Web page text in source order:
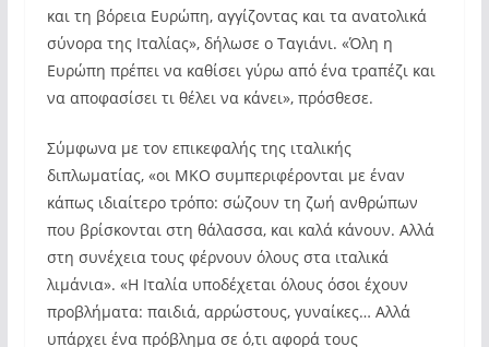
και τη βόρεια Ευρώπη, αγγίζοντας και τα ανατολικά
σύνορα της Ιταλίας», δήλωσε ο Ταγιάνι. «Όλη η
Ευρώπη πρέπει να καθίσει γύρω από ένα τραπέζι και
να αποφασίσει τι θέλει να κάνει», πρόσθεσε.
Σύμφωνα με τον επικεφαλής της ιταλικής
διπλωματίας, «οι ΜΚΟ συμπεριφέρονται με έναν
κάπως ιδιαίτερο τρόπο: σώζουν τη ζωή ανθρώπων
που βρίσκονται στη θάλασσα, και καλά κάνουν. Αλλά
στη συνέχεια τους φέρνουν όλους στα ιταλικά
λιμάνια». «Η Ιταλία υποδέχεται όλους όσοι έχουν
προβλήματα: παιδιά, αρρώστους, γυναίκες… Αλλά
υπάρχει ένα πρόβλημα σε ό,τι αφορά τους